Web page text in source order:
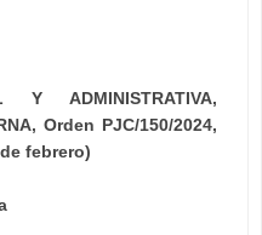
Y ADMINISTRATIVA,
Orden PJC/150/2024,
febrero)